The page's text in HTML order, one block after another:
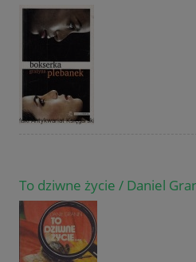
To dziwne życie / Daniel